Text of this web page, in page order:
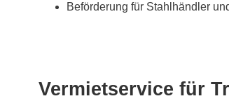
Beförderung für Stahlhändler
Vermietservice für